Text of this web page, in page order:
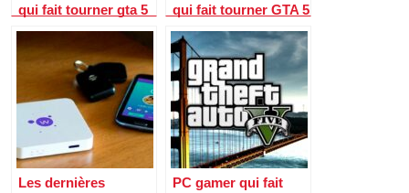
qui fait tourner gta 5
rp ?
qui fait tourner GTA 5
RP ?
Les dernières
PC gamer qui fait